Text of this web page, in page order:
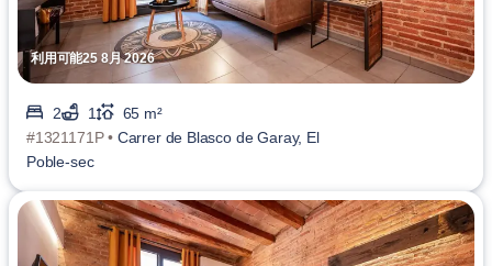
利用可能25 8月 2026
2 1
65 m²
#1321171P • Carrer de Blasco de Garay, El
Poble-sec